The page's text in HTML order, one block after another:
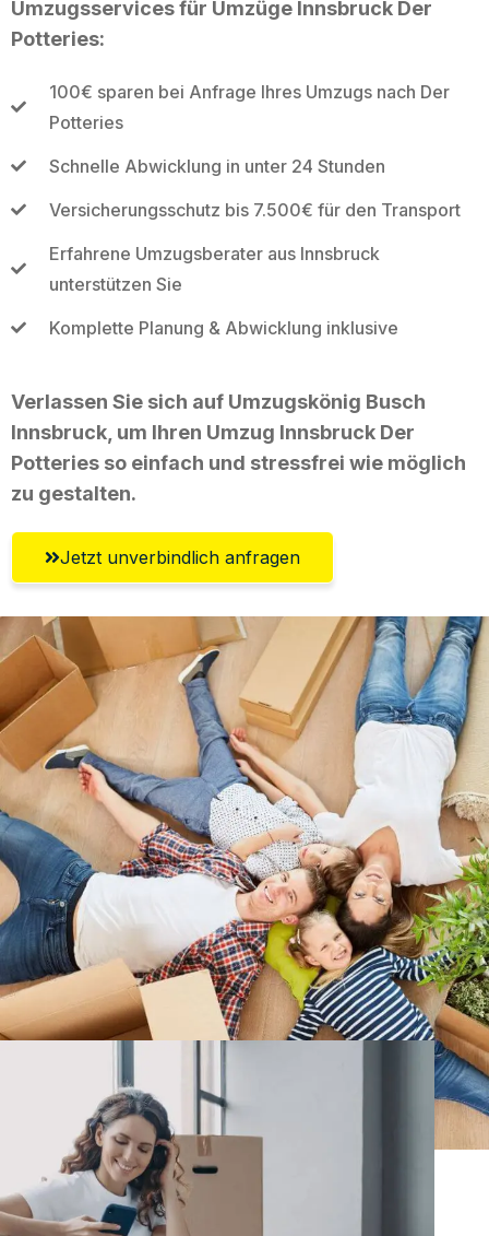
Umzugsservices für Umzüge Innsbruck Der
Potteries:
100€ sparen bei Anfrage Ihres Umzugs nach Der
Potteries
Schnelle Abwicklung in unter 24 Stunden
Versicherungsschutz bis 7.500€ für den Transport
Erfahrene Umzugsberater aus Innsbruck
unterstützen Sie
Komplette Planung & Abwicklung inklusive
Verlassen Sie sich auf Umzugskönig Busch
Innsbruck, um Ihren Umzug Innsbruck Der
Potteries so einfach und stressfrei wie möglich
zu gestalten.
Jetzt unverbindlich anfragen